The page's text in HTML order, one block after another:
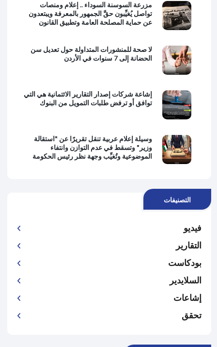
مزرعة السوسنة السوداء .. إعلام ومنصات
تواصل يُغيِّبون حقَّ الجمهور بالمعرفة ويبتعدون
عن حماية المصلحة العامة وتطبيق القانون
لا صحة للمنشورات المتداولة حول تعديل سن
الحضانة إلى 7 سنوات في الأردن
إشاعة شركات إصدار التقارير الائتمانية هي التي
توافق أو ترفض طلبات التمويل من البنوك
وسيلة إعلام عربية تنقل تقريرًا عن "استقالة
وزير" وتسقط في عدم التوازن وانتفاء
الموضوعية وتُغيِّب وجهة نظر رئيس الحكومة
التصنيفات
فيديو
التقارير
بودكاست
السلايدير
إشاعات
تحقق